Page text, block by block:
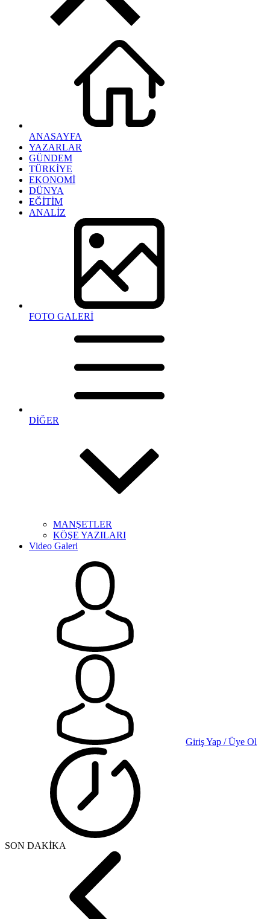
ANASAYFA
YAZARLAR
GÜNDEM
TÜRKİYE
EKONOMİ
DÜNYA
EĞİTİM
ANALİZ
FOTO GALERİ
DİĞER
MANŞETLER
KÖŞE YAZILARI
Video Galeri
Giriş Yap / Üye Ol
SON DAKİKA